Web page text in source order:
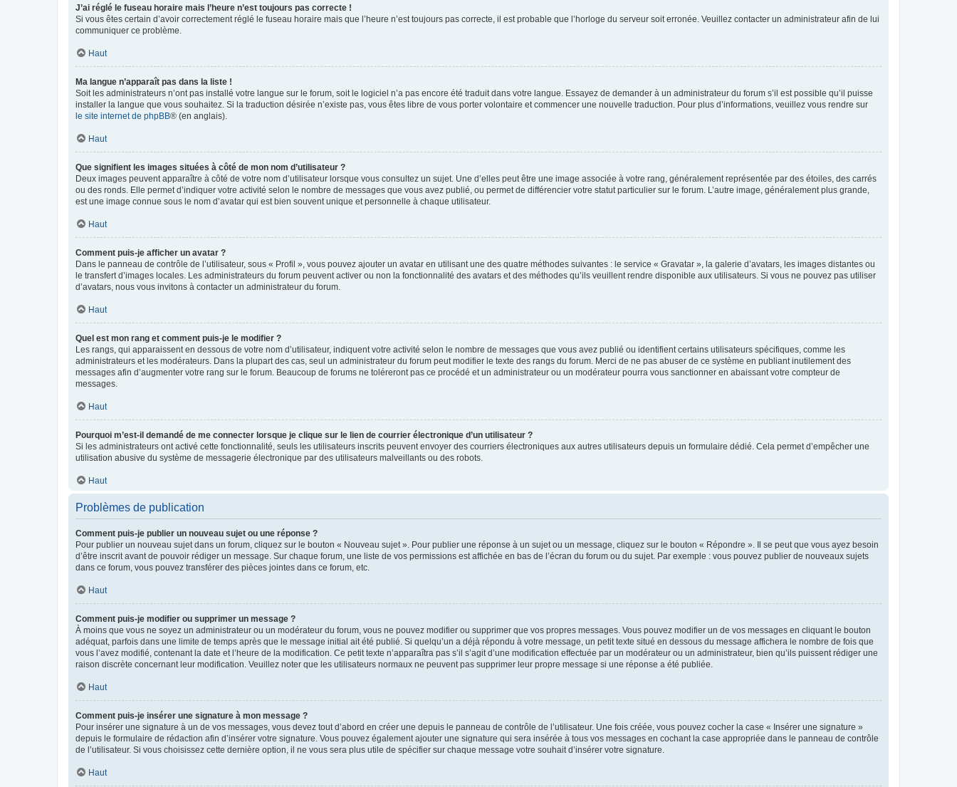
J’ai réglé le fuseau horaire mais l’heure n’est toujours pas correcte !
Si vous êtes certain d’avoir correctement réglé le fuseau horaire mais que l’heure n’est toujours pas correcte, il est probable que l’horloge du serveur soit erronée. Veuillez contacter un administrateur afin de lui
communiquer ce problème.
Haut
Ma langue n’apparaît pas dans la liste !
Soit les administrateurs n’ont pas installé votre langue sur le forum, soit le logiciel n’a pas encore été traduit dans votre langue. Essayez de demander à un administrateur du forum s’il est possible qu’il puisse
installer la langue que vous souhaitez. Si la traduction désirée n’existe pas, vous êtes libre de vous porter volontaire et commencer une nouvelle traduction. Pour plus d’informations, veuillez vous rendre sur
le site internet de phpBB® (en anglais).
Haut
Que signifient les images situées à côté de mon nom d’utilisateur ?
Deux images peuvent apparaître à côté de votre nom d’utilisateur lorsque vous consultez un sujet. Une d’elles peut être une image associée à votre rang, généralement représentée par des étoiles, des carrés
ou des ronds. Elle permet d’indiquer votre activité selon le nombre de messages que vous avez publié, ou permet de différencier votre statut particulier sur le forum. L’autre image, généralement plus grande,
est une image connue sous le nom d’avatar qui est bien souvent unique et personnelle à chaque utilisateur.
Haut
Comment puis-je afficher un avatar ?
Dans le panneau de contrôle de l’utilisateur, sous « Profil », vous pouvez ajouter un avatar en utilisant une des quatre méthodes suivantes : le service « Gravatar », la galerie d’avatars, les images distantes ou
le transfert d’images locales. Les administrateurs du forum peuvent activer ou non la fonctionnalité des avatars et des méthodes qu’ils veuillent rendre disponible aux utilisateurs. Si vous ne pouvez pas utiliser
d’avatars, nous vous invitons à contacter un administrateur du forum.
Haut
Quel est mon rang et comment puis-je le modifier ?
Les rangs, qui apparaissent en dessous de votre nom d’utilisateur, indiquent votre activité selon le nombre de messages que vous avez publié ou identifient certains utilisateurs spécifiques, comme les
administrateurs et les modérateurs. Dans la plupart des cas, seul un administrateur du forum peut modifier le texte des rangs du forum. Merci de ne pas abuser de ce système en publiant inutilement des
messages afin d’augmenter votre rang sur le forum. Beaucoup de forums ne toléreront pas ce procédé et un administrateur ou un modérateur pourra vous sanctionner en abaissant votre compteur de
messages.
Haut
Pourquoi m’est-il demandé de me connecter lorsque je clique sur le lien de courrier électronique d’un utilisateur ?
Si les administrateurs ont activé cette fonctionnalité, seuls les utilisateurs inscrits peuvent envoyer des courriers électroniques aux autres utilisateurs depuis un formulaire dédié. Cela permet d’empêcher une
utilisation abusive du système de messagerie électronique par des utilisateurs malveillants ou des robots.
Haut
Problèmes de publication
Comment puis-je publier un nouveau sujet ou une réponse ?
Pour publier un nouveau sujet dans un forum, cliquez sur le bouton « Nouveau sujet ». Pour publier une réponse à un sujet ou un message, cliquez sur le bouton « Répondre ». Il se peut que vous ayez besoin
d’être inscrit avant de pouvoir rédiger un message. Sur chaque forum, une liste de vos permissions est affichée en bas de l’écran du forum ou du sujet. Par exemple : vous pouvez publier de nouveaux sujets
dans ce forum, vous pouvez transférer des pièces jointes dans ce forum, etc.
Haut
Comment puis-je modifier ou supprimer un message ?
À moins que vous ne soyez un administrateur ou un modérateur du forum, vous ne pouvez modifier ou supprimer que vos propres messages. Vous pouvez modifier un de vos messages en cliquant le bouton
adéquat, parfois dans une limite de temps après que le message initial ait été publié. Si quelqu’un a déjà répondu à votre message, un petit texte situé en dessous du message affichera le nombre de fois que
vous l’avez modifié, contenant la date et l’heure de la modification. Ce petit texte n’apparaîtra pas s’il s’agit d’une modification effectuée par un modérateur ou un administrateur, bien qu’ils puissent rédiger une
raison discrète concernant leur modification. Veuillez noter que les utilisateurs normaux ne peuvent pas supprimer leur propre message si une réponse a été publiée.
Haut
Comment puis-je insérer une signature à mon message ?
Pour insérer une signature à un de vos messages, vous devez tout d’abord en créer une depuis le panneau de contrôle de l’utilisateur. Une fois créée, vous pouvez cocher la case « Insérer une signature »
depuis le formulaire de rédaction afin d’insérer votre signature. Vous pouvez également ajouter une signature qui sera insérée à tous vos messages en cochant la case appropriée dans le panneau de contrôle
de l’utilisateur. Si vous choisissez cette dernière option, il ne vous sera plus utile de spécifier sur chaque message votre souhait d’insérer votre signature.
Haut